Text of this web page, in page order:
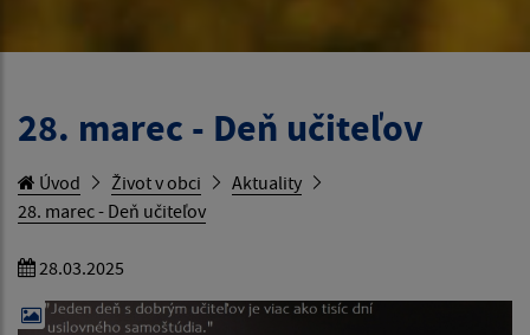
28. marec - Deň učiteľov
Úvod Život v obci
Aktuality
28. marec - Deň učiteľov
28.03.2025